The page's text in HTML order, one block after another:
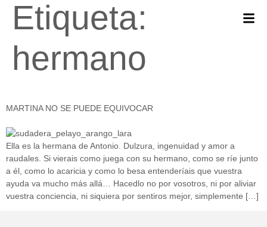
Etiqueta:
hermano
MARTINA NO SE PUEDE EQUIVOCAR
Ella es la hermana de Antonio. Dulzura, ingenuidad y amor a
raudales. Si vierais como juega con su hermano, como se ríe junto
a él, como lo acaricia y como lo besa entenderíais que vuestra
ayuda va mucho más allá… Hacedlo no por vosotros, ni por aliviar
vuestra conciencia, ni siquiera por sentiros mejor, simplemente […]